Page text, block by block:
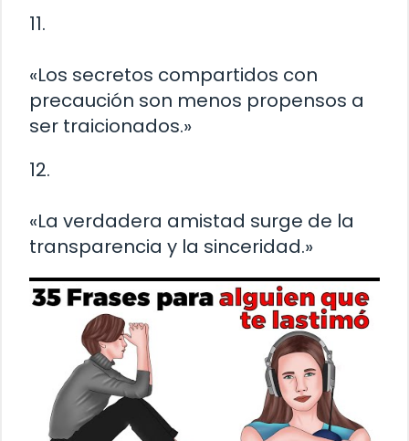
11.
«Los secretos compartidos con
precaución son menos propensos a
ser traicionados.»
12.
«La verdadera amistad surge de la
transparencia y la sinceridad.»